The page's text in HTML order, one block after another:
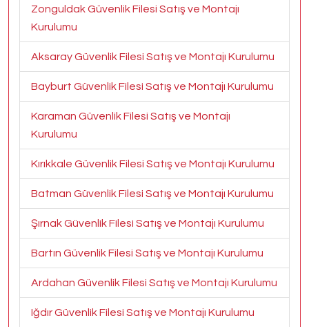
Zonguldak Güvenlik Filesi Satış ve Montajı
Kurulumu
Aksaray Güvenlik Filesi Satış ve Montajı Kurulumu
Bayburt Güvenlik Filesi Satış ve Montajı Kurulumu
Karaman Güvenlik Filesi Satış ve Montajı
Kurulumu
Kırıkkale Güvenlik Filesi Satış ve Montajı Kurulumu
Batman Güvenlik Filesi Satış ve Montajı Kurulumu
Şırnak Güvenlik Filesi Satış ve Montajı Kurulumu
Bartın Güvenlik Filesi Satış ve Montajı Kurulumu
Ardahan Güvenlik Filesi Satış ve Montajı Kurulumu
Iğdır Güvenlik Filesi Satış ve Montajı Kurulumu